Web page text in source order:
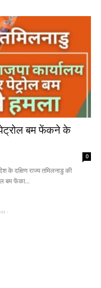
पेट्रोल बम फेंकने के
0
के दक्षिण राज्य तमिलनाडु की
बम फेंका...
-